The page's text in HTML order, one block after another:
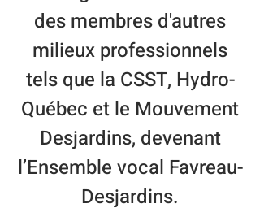
des membres d'autres
milieux professionnels
tels que la CSST, Hydro-
Québec et le Mouvement
Desjardins, devenant
l’Ensemble vocal Favreau-
Desjardins.